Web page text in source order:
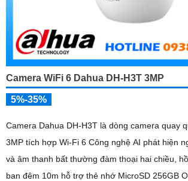
Camera WiFi 6 Dahua DH-H3T 3MP
5%-35%
Camera Dahua DH-H3T là dòng camera quay
3MP tích hợp Wi-Fi 6 Công nghệ AI phát hiện
và âm thanh bất thường đàm thoại hai chiều,
ban đêm 10m hỗ trợ thẻ nhớ MicroSD 256GB